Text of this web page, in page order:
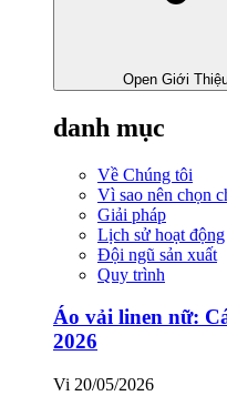
Open Giới
danh mục
Về Chúng tôi
Vì sao nên chọn
Giải pháp
Lịch sử hoạt động
Đội ngũ sản xuất
Quy trình
Áo vải linen nữ:
2026
Vi 20/05/2026